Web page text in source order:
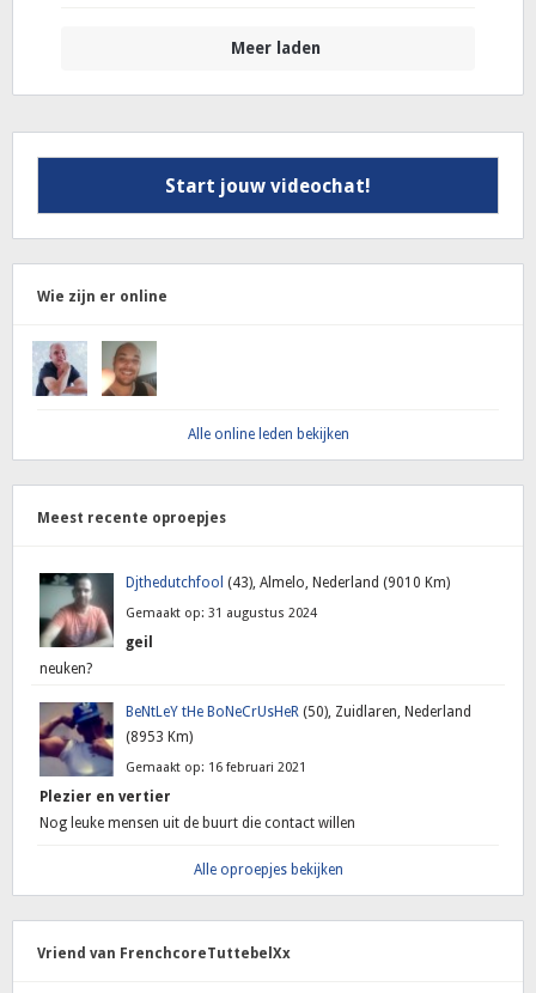
Meer laden
Start jouw videochat!
Wie zijn er online
Alle online leden bekijken
Meest recente oproepjes
Djthedutchfool (43), Almelo, Nederland (9010 Km)
Gemaakt op: 31 augustus 2024
geil
neuken?
BeNtLeY tHe BoNeCrUsHeR (50), Zuidlaren, Nederland
(8953 Km)
Gemaakt op: 16 februari 2021
Plezier en vertier
Nog leuke mensen uit de buurt die contact willen
Alle oproepjes bekijken
Vriend van FrenchcoreTuttebelXx